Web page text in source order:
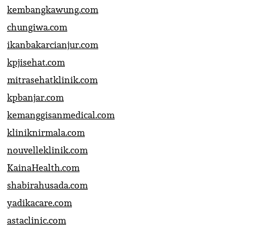
kembangkawung.com
chungiwa.com
ikanbakarcianjur.com
kpjisehat.com
mitrasehatklinik.com
kpbanjar.com
kemanggisanmedical.com
kliniknirmala.com
nouvelleklinik.com
KainaHealth.com
shabirahusada.com
yadikacare.com
astaclinic.com